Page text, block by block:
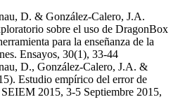
D. & González‐Calero, J.A.
sobre el uso de DragonBox
para la enseñanza de la
Ensayos, 30(1), 33-44
D., González‐Calero, J.A. &
Estudio empírico del error de
2015, 3-5 Septiembre 2015,